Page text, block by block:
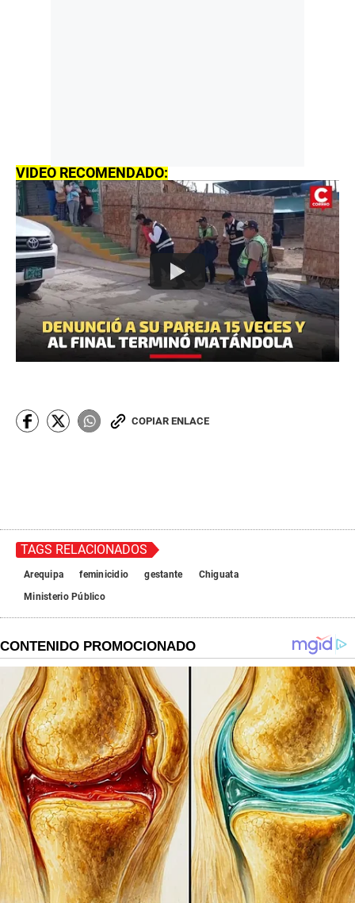
VIDEO RECOMENDADO:
COPIAR ENLACE
TAGS RELACIONADOS
Arequipa feminicidio gestante
Chiguata
Ministerio Público